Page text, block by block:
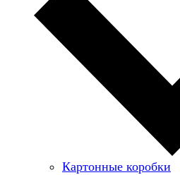
Картонные коробки